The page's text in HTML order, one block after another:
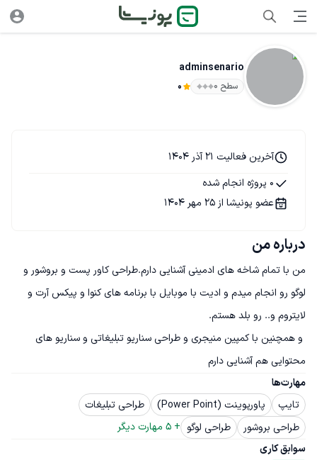
adminsenario
سطح ۰ 0
درباره من
من با تمام شاخه های ادمینی آشنایی دارم.طراحی کاور پست و بروشور و
لوگو رو انجام میدم و ادیت با موبایل با برنامه های کنوا و پیکس آرت و
و همچنین با کمپین منیجری و طراحی سناریو تبلیغاتی و سناریو های
محتوایی هم آشنایی دارم
مهارت‌ها
تایپ
پاورپوینت (Power Point)
طراحی تبلیغات
طراحی بروشور
طراحی لوگو +
5 مهارت دیگر
سوابق کاری
آخرین فعالیت 21 آذر 1404
0 پروژه انجام شده
عضو پونیشا از 25 مهر 1404